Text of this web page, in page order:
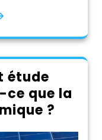
étude
ce que la
?